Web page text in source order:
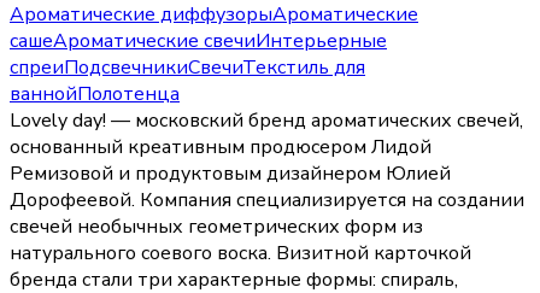
Ароматические диффузорыАроматические
сашеАроматические свечиИнтерьерные
спреиПодсвечникиСвечиТекстиль для
ваннойПолотенца
Lovely day! — московский бренд ароматических свечей,
основанный креативным продюсером Лидой
Ремизовой и продуктовым дизайнером Юлией
Дорофеевой. Компания специализируется на создании
свечей необычных геометрических форм из
натурального соевого воска. Визитной карточкой
бренда стали три характерные формы: спираль,